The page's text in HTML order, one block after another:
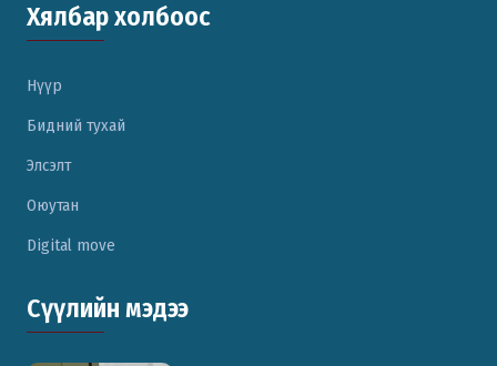
Хялбар холбоос
Нүүр
Бидний тухай
Элсэлт
Оюутан
Digital move
Сүүлийн мэдээ